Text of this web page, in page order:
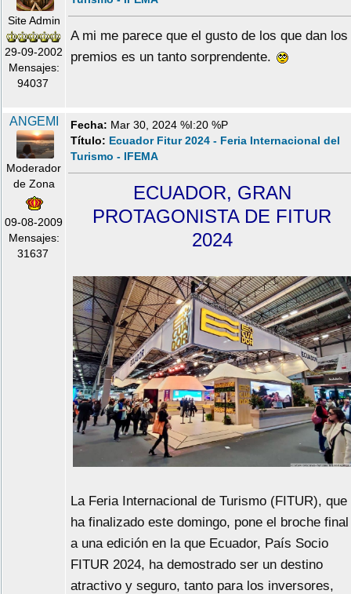
Site Admin
29-09-2002
Mensajes:
94037
A mi me parece que el gusto de los que dan los
premios es un tanto sorprendente.
ANGEMI
Moderador
de Zona
09-08-2009
Mensajes:
31637
Fecha: Mar 30, 2024 %I:20 %P
Título: Ecuador Fitur 2024 - Feria Internacional del
Turismo - IFEMA
ECUADOR, GRAN
PROTAGONISTA DE FITUR
2024
La Feria Internacional de Turismo (FITUR), que
ha finalizado este domingo, pone el broche final
a una edición en la que Ecuador, País Socio
FITUR 2024, ha demostrado ser un destino
atractivo y seguro, tanto para los inversores,